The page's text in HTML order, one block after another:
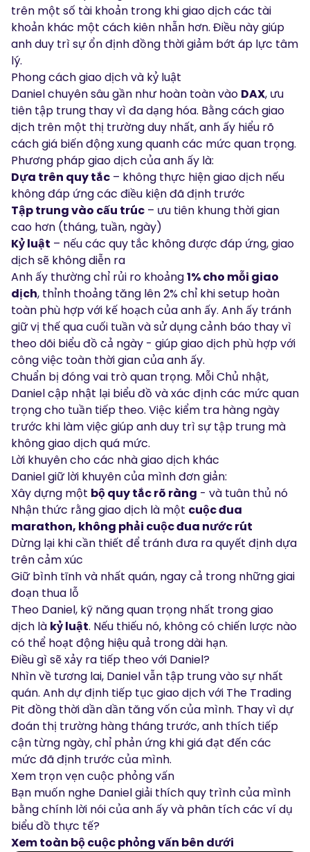
trên một số tài khoản trong khi giao dịch các tài
khoản khác một cách kiên nhẫn hơn. Điều này giúp
anh duy trì sự ổn định đồng thời giảm bớt áp lực tâm
lý.
Phong cách giao dịch và kỷ luật
Daniel chuyên sâu gần như hoàn toàn vào DAX, ưu
tiên tập trung thay vì đa dạng hóa. Bằng cách giao
dịch trên một thị trường duy nhất, anh ấy hiểu rõ
cách giá biến động xung quanh các mức quan trọng.
Phương pháp giao dịch của anh ấy là:
Dựa trên quy tắc – không thực hiện giao dịch nếu
không đáp ứng các điều kiện đã định trước
Tập trung vào cấu trúc – ưu tiên khung thời gian
cao hơn (tháng, tuần, ngày)
Kỷ luật – nếu các quy tắc không được đáp ứng, giao
dịch sẽ không diễn ra
Anh ấy thường chỉ rủi ro khoảng1% cho mỗi giao
dịch, thỉnh thoảng tăng lên 2% chỉ khi setup hoàn
toàn phù hợp với kế hoạch của anh ấy. Anh ấy tránh
giữ vị thế qua cuối tuần và sử dụng cảnh báo thay vì
theo dõi biểu đồ cả ngày - giúp giao dịch phù hợp với
công việc toàn thời gian của anh ấy.
Chuẩn bị đóng vai trò quan trọng. Mỗi Chủ nhật,
Daniel cập nhật lại biểu đồ và xác định các mức quan
trọng cho tuần tiếp theo. Việc kiểm tra hàng ngày
trước khi làm việc giúp anh duy trì sự tập trung mà
không giao dịch quá mức.
Lời khuyên cho các nhà giao dịch khác
Daniel giữ lời khuyên của mình đơn giản:
Xây dựng một bộ quy tắc rõ ràng - và tuân thủ nó
Nhận thức rằng giao dịch là một cuộc đua
marathon, không phải cuộc đua nước rút
Dừng lại khi cần thiết để tránh đưa ra quyết định dựa
trên cảm xúc
Giữ bình tĩnh và nhất quán, ngay cả trong những giai
đoạn thua lỗ
Theo Daniel, kỹ năng quan trọng nhất trong giao
dịch là kỷ luật. Nếu thiếu nó, không có chiến lược nào
có thể hoạt động hiệu quả trong dài hạn.
Điều gì sẽ xảy ra tiếp theo với Daniel?
Nhìn về tương lai, Daniel vẫn tập trung vào sự nhất
quán. Anh dự định tiếp tục giao dịch với The Trading
Pit đồng thời dần dần tăng vốn của mình. Thay vì dự
đoán thị trường hàng tháng trước, anh thích tiếp
cận từng ngày, chỉ phản ứng khi giá đạt đến các
mức đã định trước của mình.
Xem trọn vẹn cuộc phỏng vấn
Bạn muốn nghe Daniel giải thích quy trình của mình
bằng chính lời nói của anh ấy và phân tích các ví dụ
biểu đồ thực tế?
Xem toàn bộ cuộc phỏng vấn bên dưới